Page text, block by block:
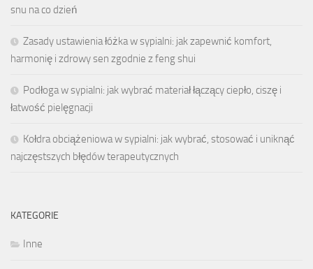
snu na co dzień
Zasady ustawienia łóżka w sypialni: jak zapewnić komfort,
harmonię i zdrowy sen zgodnie z feng shui
Podłoga w sypialni: jak wybrać materiał łączący ciepło, ciszę i
łatwość pielęgnacji
Kołdra obciążeniowa w sypialni: jak wybrać, stosować i uniknąć
najczęstszych błędów terapeutycznych
KATEGORIE
Inne